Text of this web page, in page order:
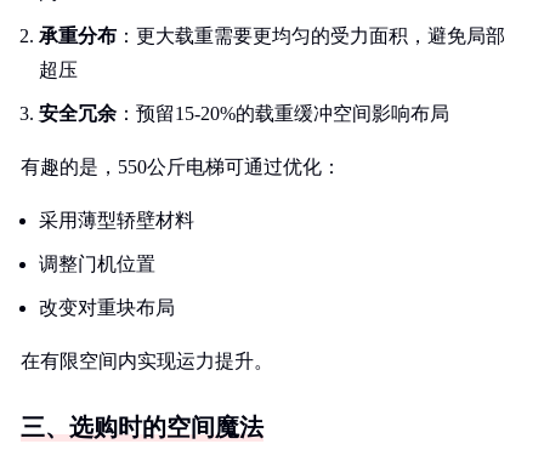
承重分布 ：更大载重需要更均匀的受力面积，避免局部
超压
安全冗余 ：预留15-20%的载重缓冲空间影响布局
有趣的是，550公斤电梯可通过优化：
采用薄型轿壁材料
调整门机位置
改变对重块布局
在有限空间内实现运力提升。
三、选购时的空间魔法